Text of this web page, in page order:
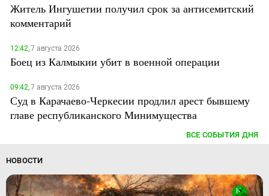
Житель Ингушетии получил срок за антисемитский
комментарий
12:42,7 августа 2026
Боец из Калмыкии убит в военной операции
09:42,7 августа 2026
Суд в Карачаево-Черкесии продлил арест бывшему
главе республиканского Минимущества
ВСЕ СОБЫТИЯ ДНЯ
НОВОСТИ